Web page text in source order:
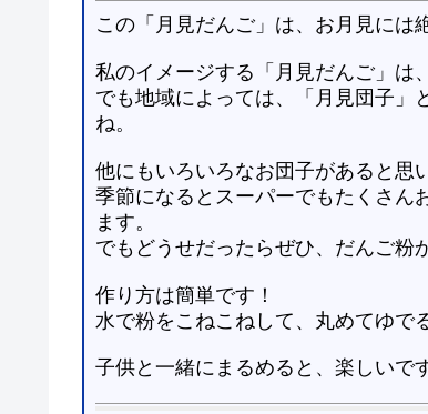
この「月見だんご」は、お月見には
私のイメージする「月見だんご」は
でも地域によっては、「月見団子」
ね。
他にもいろいろなお団子があると思
季節になるとスーパーでもたくさん
ます。
でもどうせだったらぜひ、だんご粉
作り方は簡単です！
水で粉をこねこねして、丸めてゆで
子供と一緒にまるめると、楽しいで